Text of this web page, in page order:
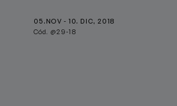
05.NOV - 10. DIC, 2018
Cód. @29-18